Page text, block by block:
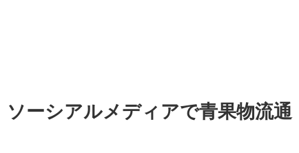
ソーシアルメディアで青果物流通